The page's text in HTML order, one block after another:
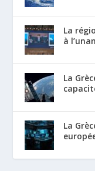
La
à
La
La